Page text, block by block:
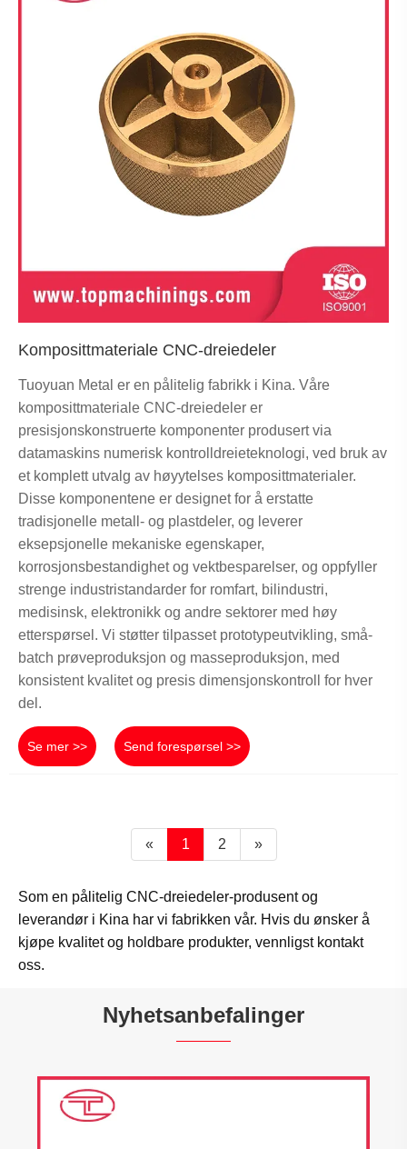
Komposittmateriale CNC-dreiedeler
Tuoyuan Metal er en pålitelig fabrikk i Kina. Våre
komposittmateriale CNC-dreiedeler er
presisjonskonstruerte komponenter produsert via
datamaskins numerisk kontrolldreieteknologi, ved bruk av
et komplett utvalg av høyytelses komposittmaterialer.
Disse komponentene er designet for å erstatte
tradisjonelle metall- og plastdeler, og leverer
eksepsjonelle mekaniske egenskaper,
korrosjonsbestandighet og vektbesparelser, og oppfyller
strenge industristandarder for romfart, bilindustri,
medisinsk, elektronikk og andre sektorer med høy
etterspørsel. Vi støtter tilpasset prototypeutvikling, små-
batch prøveproduksjon og masseproduksjon, med
konsistent kvalitet og presis dimensjonskontroll for hver
del.
Se mer >> Send forespørsel >>
« 1 2 »
Som en pålitelig CNC-dreiedeler-produsent og
leverandør i Kina har vi fabrikken vår. Hvis du ønsker å
kjøpe kvalitet og holdbare produkter, vennligst kontakt
oss.
Nyhetsanbefalinger